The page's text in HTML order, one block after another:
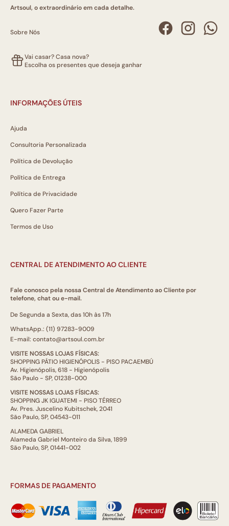
Artsoul, o extraordinário em cada detalhe.
Sobre Nós
Vai casar? Casa nova?
Escolha os presentes que deseja ganhar
INFORMAÇÕES ÚTEIS
Ajuda
Consultoria Personalizada
Política de Devolução
Política de Entrega
Política de Privacidade
Quero Fazer Parte
Termos de Uso
CENTRAL DE ATENDIMENTO AO CLIENTE
Fale conosco pela nossa Central de Atendimento ao Cliente por
telefone, chat ou e-mail.
De Segunda a Sexta, das 10h às 17h
WhatsApp.: (11) 97283-9009
E-mail: contato@artsoul.com.br
VISITE NOSSAS LOJAS FÍSICAS:
SHOPPING PÁTIO HIGIENÓPOLIS - PISO PACAEMBÚ
Av. Higienópolis, 618 - Higienópolis
São Paulo - SP, 01238-000
VISITE NOSSAS LOJAS FÍSICAS:
SHOPPING JK IGUATEMI - PISO TÉRREO
Av. Pres. Juscelino Kubitschek, 2041
São Paulo, SP, 04543-011
ALAMEDA GABRIEL
Alameda Gabriel Monteiro da Silva, 1899
São Paulo, SP, 01441-002
FORMAS DE PAGAMENTO